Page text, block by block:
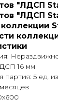
"ЛДСП
"ЛДСП
16 мм
партия: 5 ед.